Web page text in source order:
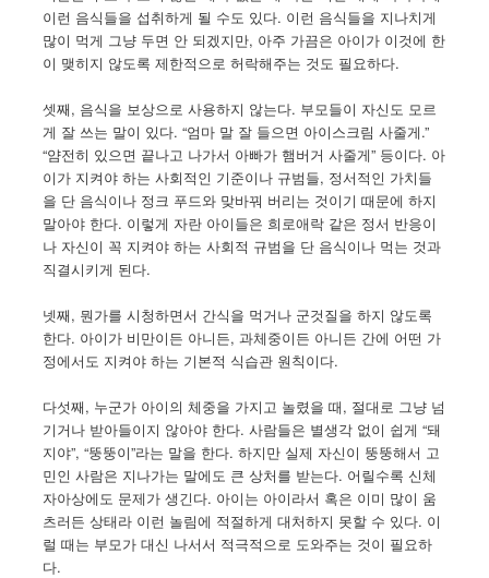
이런 음식들을 섭취하게 될 수도 있다. 이런 음식들을 지나치게
많이 먹게 그냥 두면 안 되겠지만, 아주 가끔은 아이가 이것에 한
이 맺히지 않도록 제한적으로 허락해주는 것도 필요하다.
셋째, 음식을 보상으로 사용하지 않는다. 부모들이 자신도 모르
게 잘 쓰는 말이 있다. “엄마 말 잘 들으면 아이스크림 사줄게.”
“얌전히 있으면 끝나고 나가서 아빠가 햄버거 사줄게” 등이다. 아
이가 지켜야 하는 사회적인 기준이나 규범들, 정서적인 가치들
을 단 음식이나 정크 푸드와 맞바꿔 버리는 것이기 때문에 하지
말아야 한다. 이렇게 자란 아이들은 희로애락 같은 정서 반응이
나 자신이 꼭 지켜야 하는 사회적 규범을 단 음식이나 먹는 것과
직결시키게 된다.
넷째, 뭔가를 시청하면서 간식을 먹거나 군것질을 하지 않도록
한다. 아이가 비만이든 아니든, 과체중이든 아니든 간에 어떤 가
정에서도 지켜야 하는 기본적 식습관 원칙이다.
다섯째, 누군가 아이의 체중을 가지고 놀렸을 때, 절대로 그냥 넘
기거나 받아들이지 않아야 한다. 사람들은 별생각 없이 쉽게 “돼
지야”, “뚱뚱이”라는 말을 한다. 하지만 실제 자신이 뚱뚱해서 고
민인 사람은 지나가는 말에도 큰 상처를 받는다. 어릴수록 신체
자아상에도 문제가 생긴다. 아이는 아이라서 혹은 이미 많이 움
츠러든 상태라 이런 놀림에 적절하게 대처하지 못할 수 있다. 이
럴 때는 부모가 대신 나서서 적극적으로 도와주는 것이 필요하
다.